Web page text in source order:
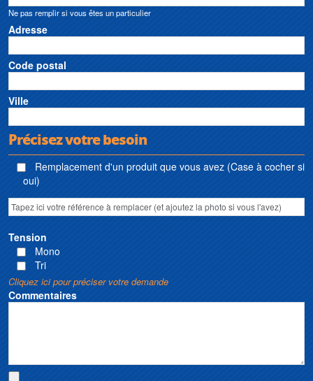
Ne pas remplir si vous êtes un particulier
Adresse
Code postal
Ville
Précisez votre besoin
Remplacement d'un produit que vous avez (Case à cocher si
oui)
Tension
Mono
Tri
Cliquez ici pour préciser votre demande
Commentaires